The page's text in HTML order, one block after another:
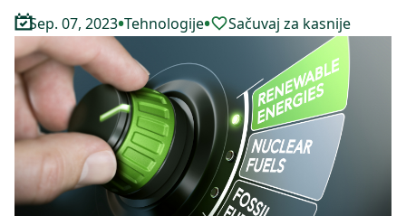
Sep. 07, 2023•Tehnologije• Sačuvaj za kasnije